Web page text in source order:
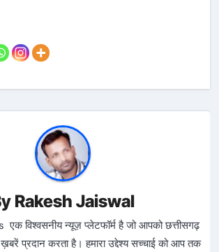
Rakesh Jaiswal
विश्वसनीय न्यूज़ प्लेटफॉर्म है जो आपको छत्तीसगढ़
प्रदान करता है। हमारा उद्देश्य सच्चाई को आप तक